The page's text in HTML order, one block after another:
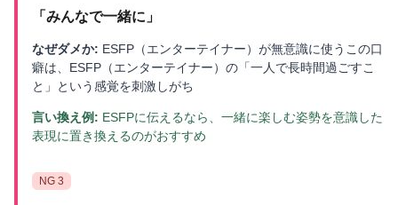
「 みんなで一緒に 」
なぜダメか: ESFP（エンターテイナー）が無意識に使うこの口
癖は、ESFP（エンターテイナー）の「一人で長時間過ごすこ
と」という感覚を刺激しがち
言い換え例: ESFPに伝えるなら、一緒に楽しむ姿勢を意識した
表現に置き換えるのがおすすめ
NG 3